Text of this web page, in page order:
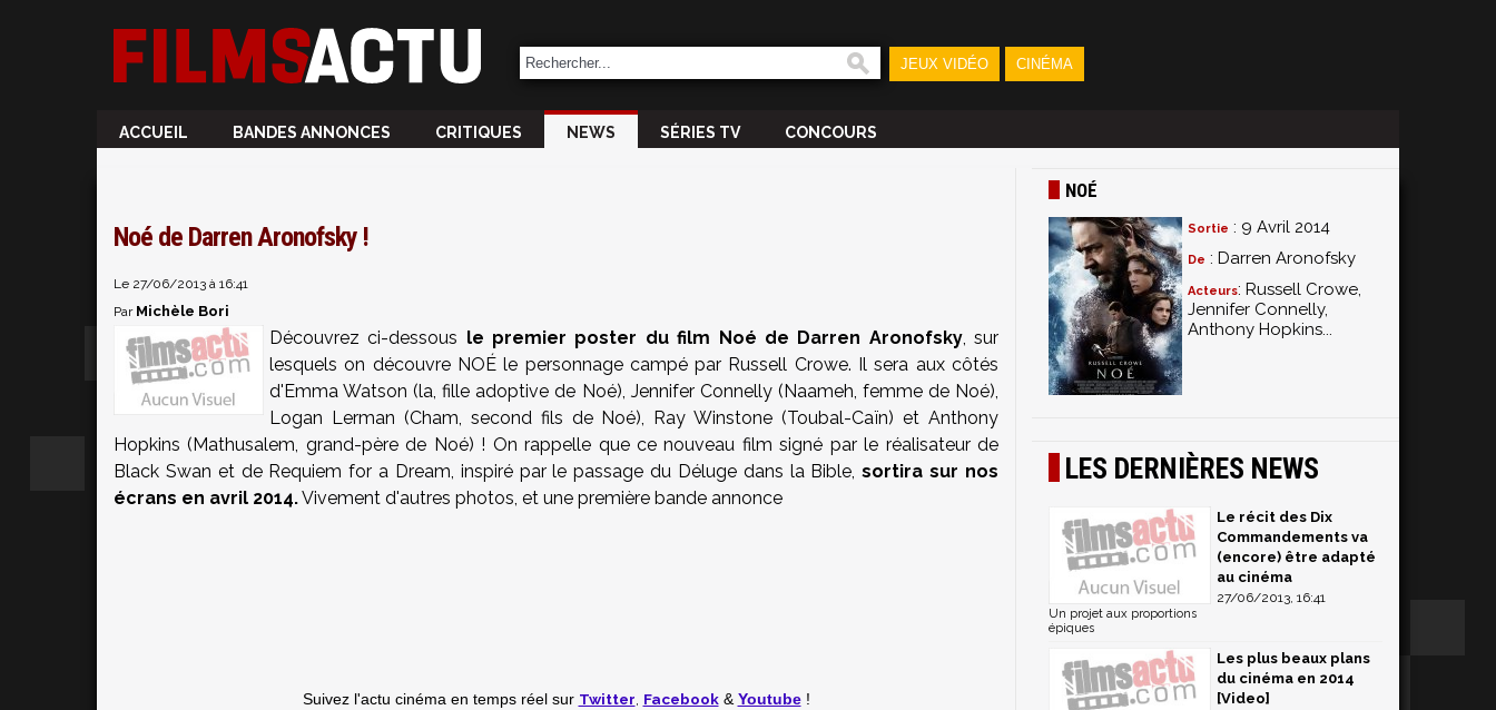
JEUX VIDÉO CINÉMA
ACCUEIL BANDES ANNONCES CRITIQUES NEWS SÉRIES TV CONCOURS
Noé de Darren Aronofsky !
Le 27/06/2013 à 16:41
Par Michèle Bori
Découvrez ci-dessous le premier poster du film Noé de Darren Aronofsky, sur
lesquels on découvre NOÉ le personnage campé par Russell Crowe. Il sera aux côtés
d'Emma Watson (la, fille adoptive de Noé), Jennifer Connelly (Naameh, femme de Noé),
Logan Lerman (Cham, second fils de Noé), Ray Winstone (Toubal-Caïn) et Anthony
Hopkins (Mathusalem, grand-père de Noé) ! On rappelle que ce nouveau film signé par le réalisateur de
Black Swan et de Requiem for a Dream, inspiré par le passage du Déluge dans la Bible,sortira sur nos
écrans en avril 2014.Vivement d'autres photos, et une première bande annonce
Suivez l'actu cinéma en temps réel sur Twitter Facebook& Youtube!
NOÉ
Sortie : 9 Avril 2014
De : Darren Aronofsky
Acteurs: Russell Crowe,
Jennifer Connelly,
Anthony Hopkins...
LES DERNIÈRES NEWS
Le récit des Dix
Commandements va
(encore) être adapté
au cinéma
27/06/2013, 16:41
Un projet aux proportions
épiques
Les plus beaux plans
du cinéma en 2014
[Video]